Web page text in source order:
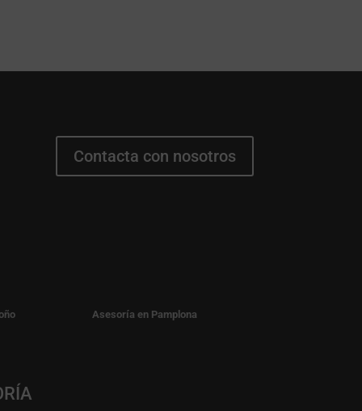
Contacta con nosotros
Asesoría en Pamplona